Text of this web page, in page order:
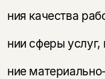
ния качества
нии сферы
ние